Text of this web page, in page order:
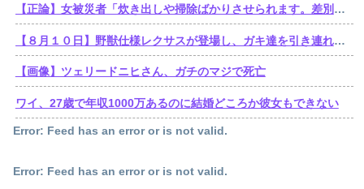
【正論】女被災者「炊き出しや掃除ばかりさせられます。差別ですよね？」
【８月１０日】野獣仕様レクサスが登場し、ガキ達を引き連れてハーメルンの笛吹き状態となる （※動画あり）
【画像】ツェリードニヒさん、ガチのマジで死亡
ワイ、27歳で年収1000万あるのに結婚どころか彼女もできない
Error: Feed has an error or is not valid.
Error: Feed has an error or is not valid.